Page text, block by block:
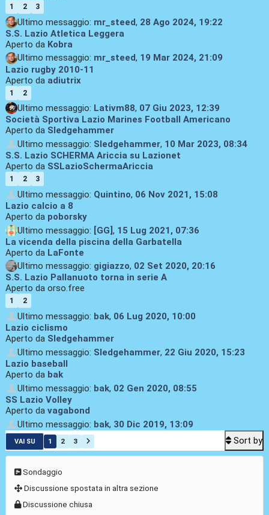
1 2 3
Ultimo messaggio: mr_steed, 28 Ago 2024, 19:22
S.S. Lazio Atletica Leggera
Aperto da Kobra
Ultimo messaggio: mr_steed, 19 Mar 2024, 21:09
Lazio rugby 2010-11
Aperto da adiutrix
1 2
Ultimo messaggio: Lativm88, 07 Giu 2023, 12:39
Società Sportiva Lazio Marines Football Americano
Aperto da Sledgehammer
Ultimo messaggio: Sledgehammer, 10 Mar 2023, 08:34
S.S. Lazio SCHERMA Ariccia su Lazionet
Aperto da SSLazioSchermaAriccia
1 2 3
Ultimo messaggio: Quintino, 06 Nov 2021, 15:08
Lazio calcio a 8
Aperto da poborsky
Ultimo messaggio: [GG], 15 Lug 2021, 07:36
La vicenda della piscina della Garbatella
Aperto da LaFonte
Ultimo messaggio: gigiazzo, 02 Set 2020, 20:16
S.S. Lazio Pallanuoto torna in serie A
Aperto da orso.free
1 2
Ultimo messaggio: bak, 06 Lug 2020, 10:00
Lazio ciclismo
Aperto da Sledgehammer
Ultimo messaggio: Sledgehammer, 22 Giu 2020, 15:23
Lazio baseball
Aperto da bak
Ultimo messaggio: bak, 02 Gen 2020, 08:55
SS Lazio Volley
Aperto da vagabond
Ultimo messaggio: bak, 30 Dic 2019, 13:09
VAI SU 1 2 3 Sort by
Sondaggio
Discussione spostata in altra sezione
Discussione chiusa